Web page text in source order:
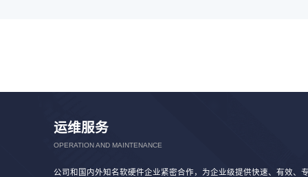
运维服务
OPERATION AND MAINTENANCE
公司和国内外知名软硬件企业紧密合作，为企业级提供快速、有效、